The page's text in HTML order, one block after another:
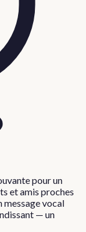
pour un
et amis proches
message vocal
— un